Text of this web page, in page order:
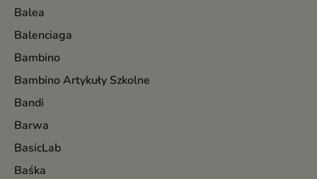
Balea
Balenciaga
Bambino
Bambino Artykuły Szkolne
Bandi
Barwa
BasicLab
Baśka